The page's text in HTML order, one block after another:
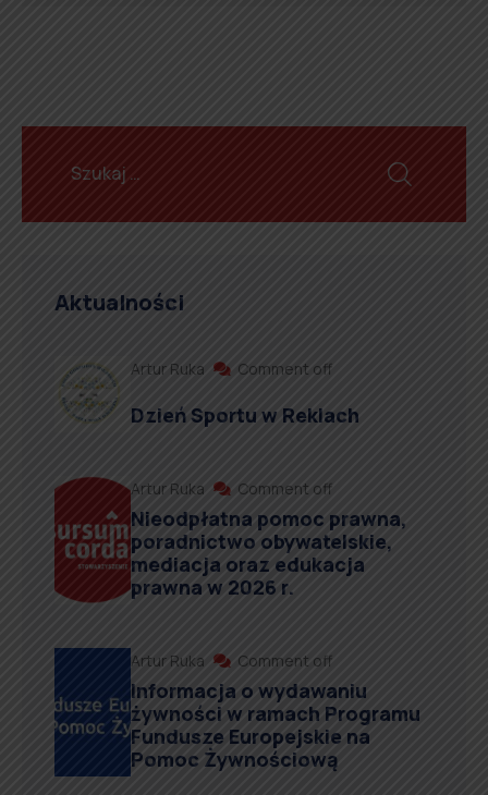
Aktualności
Artur Ruka Comment off
Dzień Sportu w Reklach
Artur Ruka Comment off
Nieodpłatna pomoc prawna,
poradnictwo obywatelskie,
mediacja oraz edukacja
prawna w 2026 r.
Artur Ruka Comment off
Informacja o wydawaniu
żywności w ramach Programu
Fundusze Europejskie na
Pomoc Żywnościową